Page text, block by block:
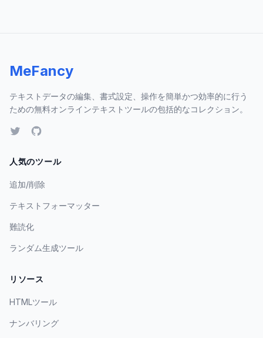
MeFancy
テキストデータの編集、書式設定、操作を簡単かつ効率的に行う
ための無料オンラインテキストツールの包括的なコレクション。
人気のツール
追加/削除
テキストフォーマッター
難読化
ランダム生成ツール
リソース
HTMLツール
ナンバリング